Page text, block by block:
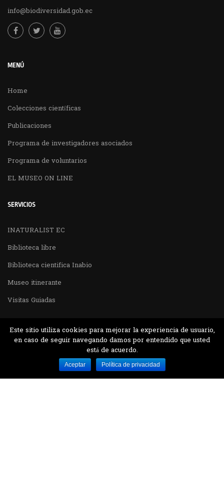
info@biodiversidad.gob.ec
MENÚ
Home
Colecciones científicas
Publicaciones
Programa de investigadores asociados
Programa de voluntarios
EL MUSEO ON LINE
SERVICIOS
INATURALIST EC
Biblioteca libre
Biblioteca cientifica Inabio
Museo itinerante
Visitas Guiadas
Desarrollado por MJTEC.
Este sitio utiliza cookies para mejorar la experiencia de usuario,
en caso de seguir navegando damos por entendido que usted
está de acuerdo.
Aceptar Política de privacidad